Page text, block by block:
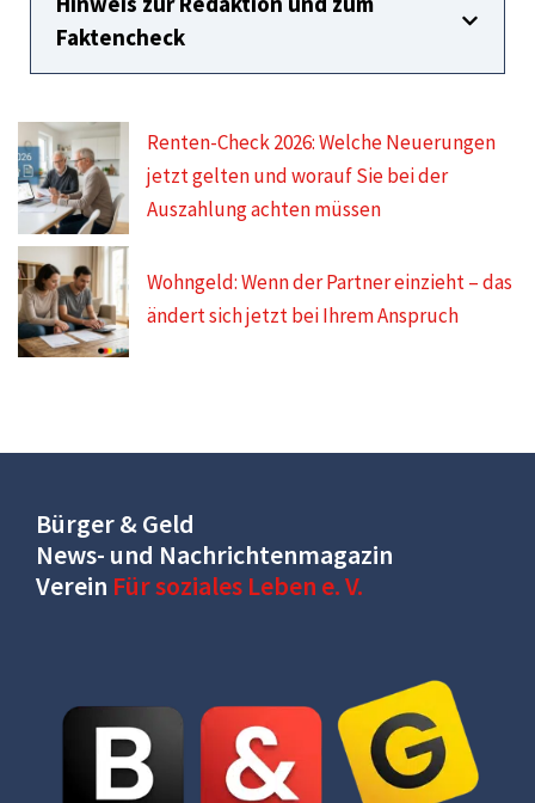
Faktencheck
Renten-Check 2026: Welche Neuerungen
jetzt gelten und worauf Sie bei der
Auszahlung achten müssen
Wohngeld: Wenn der Partner einzieht – das
ändert sich jetzt bei Ihrem Anspruch
Bürger & Geld
News- und Nachrichtenmagazin
Verein Für soziales Leben e. V.